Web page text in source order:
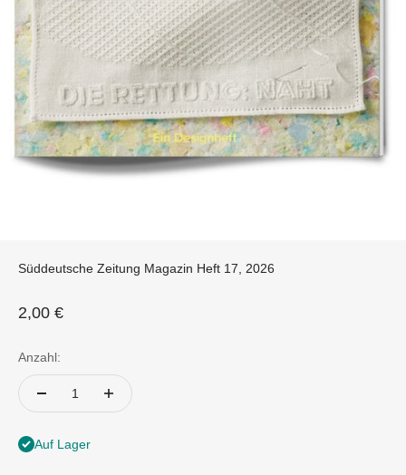
Süddeutsche Zeitung Magazin Heft 17, 2026
Angebot
2,00 €
Anzahl:
Auf Lager